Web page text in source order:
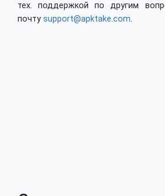
тех. поддержкой по другим
почту support@apktake.com.